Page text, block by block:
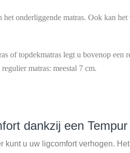
onderliggende matras. Ook kan
of topdekmatras legt u bovenop een
matras: meestal 7 cm.
dankzij een
kunt u uw ligcomfort verhogen.